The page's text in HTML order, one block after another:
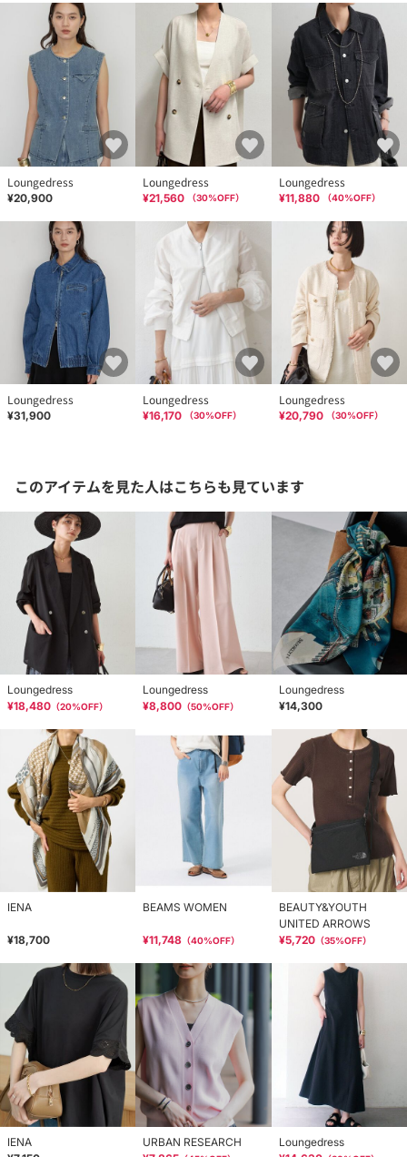
Loungedress
¥20,900
Loungedress
¥21,560 （30%OFF）
Loungedress
¥11,880 （40%OFF）
Loungedress
¥31,900
Loungedress
¥16,170 （30%OFF）
Loungedress
¥20,790 （30%OFF）